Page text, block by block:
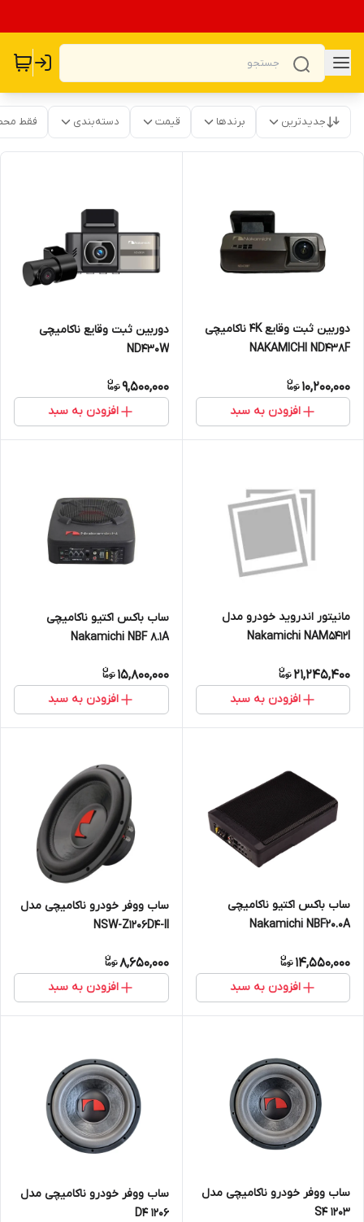
جدیدترین برندها قیمت دسته‌بندی فقط
دوربین ثبت وقایع 4K ناکامیچی
NAKAMICHI ND438F
10,200,000
افزودن به سبد
دوربین ثبت وقایع ناکامیچی
ND430W
9,500,000
افزودن به سبد
مانیتور اندروید خودرو مدل
Nakamichi NAM5412I
21,245,400
افزودن به سبد
ساب باکس اکتیو ناکامیچی
Nakamichi NBF 8.1A
15,800,000
افزودن به سبد
ساب باکس اکتیو ناکامیچی
Nakamichi NBF20.0A
14,550,000
افزودن به سبد
ساب ووفر خودرو ناکامیچی مدل
NSW-Z1206D4-II
8,650,000
افزودن به سبد
ساب ووفر خودرو ناکامیچی مدل
1203 S4
ساب ووفر خودرو ناکامیچی مدل
1206 D4